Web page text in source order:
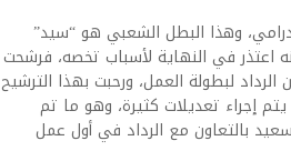
وهذا البطل الشعبي هو “سيد”
اعتذر في النهاية لأسباب تخصه، فرشحت
لبطولة العمل، ورحبت بهذا الترشيح
إجراء تعديلات كثيرة، وهو ما تم
بالتعاون مع الرداد في أول عمل